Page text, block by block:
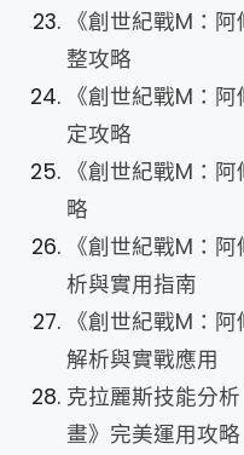
《創世紀戰M：
整攻略
《創世紀戰M：
定攻略
《創世紀戰M：
略
《創世紀戰M：
析與實用指南
《創世紀戰M：
解析與實戰應用
克拉麗斯技能分
畫》完美運用攻略